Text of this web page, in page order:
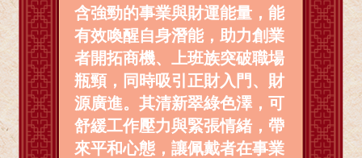
含強勁的事業與財運能量，能
有效喚醒自身潛能，助力創業
者開拓商機、上班族突破職場
瓶頸，同時吸引正財入門、財
源廣進。其清新翠綠色澤，可
舒緩工作壓力與緊張情緒，帶
來平和心態，讓佩戴者在事業